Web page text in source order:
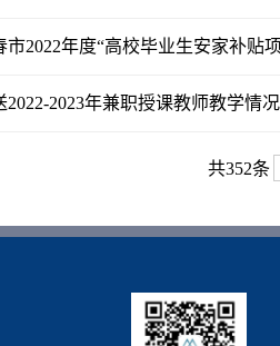
市2022年度“高校毕业生安家补贴
2022-2023年兼职授课教师教学情
共352条